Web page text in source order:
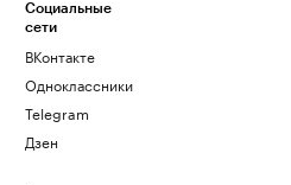
Социальные
сети
ВКонтакте
Одноклассники
Telegram
Дзен